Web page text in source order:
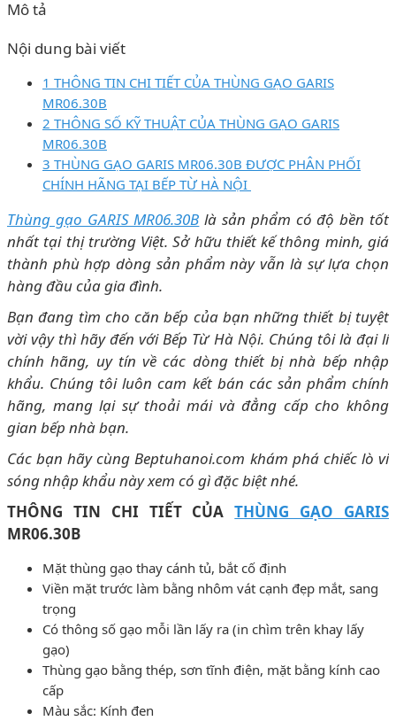
Mô tả
Nội dung bài viết
1 THÔNG TIN CHI TIẾT CỦA THÙNG GẠO GARIS
MR06.30B
2 THÔNG SỐ KỸ THUẬT CỦA THÙNG GẠO GARIS
MR06.30B
3 THÙNG GẠO GARIS MR06.30B ĐƯỢC PHÂN PHỐI
CHÍNH HÃNG TẠI BẾP TỪ HÀ NỘI
Thùng gạo GARIS MR06.30B là sản phẩm có độ bền tốt
nhất tại thị trường Việt. Sở hữu thiết kế thông minh, giá
thành phù hợp dòng sản phẩm này vẫn là sự lựa chọn
hàng đầu của gia đình.
Bạn đang tìm cho căn bếp của bạn những thiết bị tuyệt
vời vậy thì hãy đến với Bếp Từ Hà Nội. Chúng tôi là đại lí
chính hãng, uy tín về các dòng thiết bị nhà bếp nhập
khẩu. Chúng tôi luôn cam kết bán các sản phẩm chính
hãng, mang lại sự thoải mái và đẳng cấp cho không
gian bếp nhà bạn.
Các bạn hãy cùng Beptuhanoi.com khám phá chiếc lò vi
sóng nhập khẩu này xem có gì đặc biệt nhé.
THÔNG TIN CHI TIẾT CỦATHÙNG GẠO GARIS
MR06.30B
Mặt thùng gạo thay cánh tủ, bắt cố định
Viền mặt trước làm bằng nhôm vát cạnh đẹp mắt, sang
trọng
Có thông số gạo mỗi lần lấy ra (in chìm trên khay lấy
gạo)
Thùng gạo bằng thép, sơn tĩnh điện, mặt bằng kính cao
cấp
Màu sắc: Kính đen